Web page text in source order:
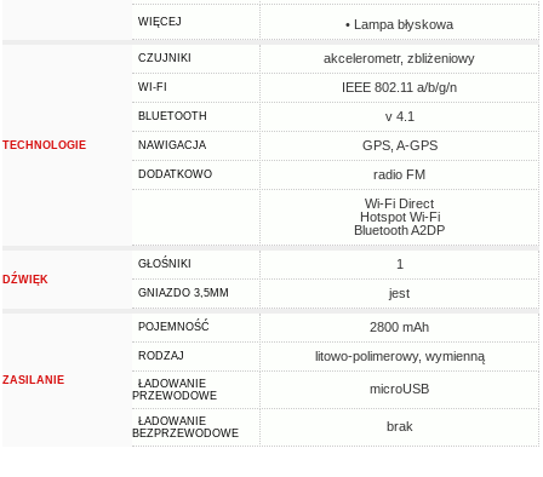
WIĘCEJ • Lampa błyskowa
TECHNOLOGIE
CZUJNIKI akcelerometr, zbliżeniowy
WI-FI IEEE 802.11 a/b/g/n
BLUETOOTH v 4.1
NAWIGACJA GPS, A-GPS
DODATKOWO
radio FM
Wi-Fi Direct
Hotspot Wi-Fi
Bluetooth A2DP
DŹWIĘK
GŁOŚNIKI 1
GNIAZDO 3,5MM jest
ZASILANIE
POJEMNOŚĆ 2800 mAh
RODZAJ litowo-polimerowy, wymienną
ŁADOWANIE
PRZEWODOWE
microUSB
ŁADOWANIE
BEZPRZEWODOWE
brak